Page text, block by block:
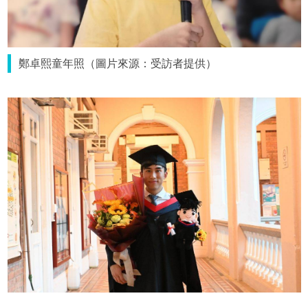
鄭卓熙童年照（圖片來源：受訪者提供）